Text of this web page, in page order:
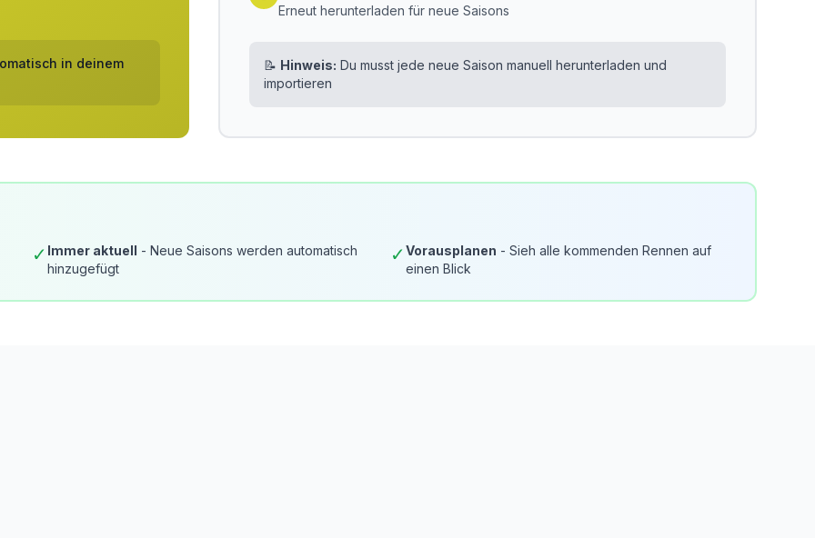
in deinem
Erneut herunterladen für neue Saisons
📝 Hinweis: Du musst jede neue Saison manuell herunterladen und
importieren
✓ Immer aktuell - Neue Saisons werden automatisch
hinzugefügt
✓Vorausplanen - Sieh alle kommenden Rennen auf
einen Blick